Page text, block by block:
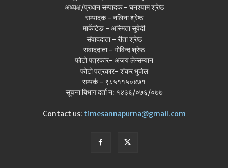
अध्यक्ष/प्रधान सम्पादक - घनश्याम श्रेष्ठ
सम्पादक - नलिना श्रेष्ठ
मार्केटिङ - अस्मिता सुवेदी
संवाददाता - रीता श्रेष्ठ
संवाददाता - गोविन्द श्रेष्ठ
फोटो पत्रकार- अजय लेन्सम्यान
फोटो पत्रकार- शंकर भुजेल
सम्पर्क - ९८५११५०४७१
सूचना बिभाग दर्ता न: १४३६/०७६/०७७
Contact us: timesannapurna@gmail.com